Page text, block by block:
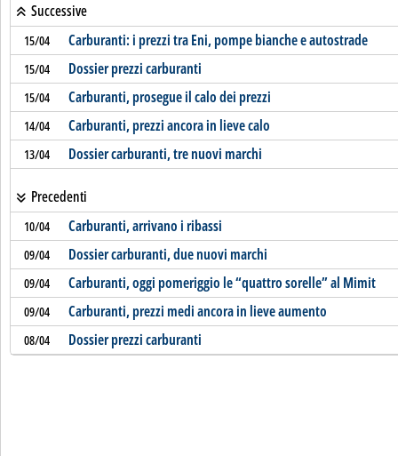
Successive
15/04 Carburanti: i prezzi tra Eni, pompe bianche e autostrade
15/04 Dossier prezzi carburanti
15/04 Carburanti, prosegue il calo dei prezzi
14/04 Carburanti, prezzi ancora in lieve calo
13/04 Dossier carburanti, tre nuovi marchi
Precedenti
10/04 Carburanti, arrivano i ribassi
09/04 Dossier carburanti, due nuovi marchi
09/04 Carburanti, oggi pomeriggio le “quattro sorelle” al Mimit
09/04 Carburanti, prezzi medi ancora in lieve aumento
08/04 Dossier prezzi carburanti